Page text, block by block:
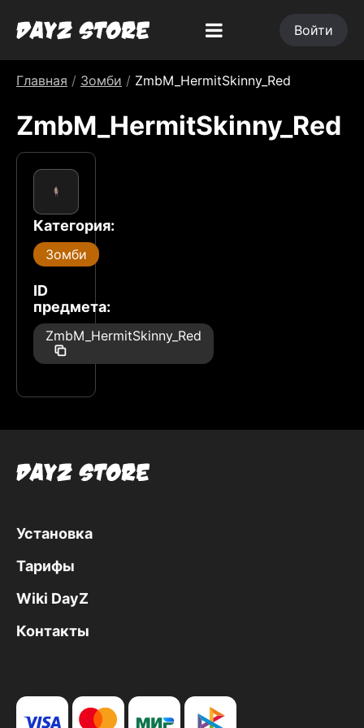
Войти
Главная / Зомби / ZmbM_HermitSkinny_Red
ZmbM_HermitSkinny_Red
Категория:
Зомби
ID
предмета:
ZmbM_HermitSkinny_Red
Установка
Тарифы
Wiki DayZ
Контакты